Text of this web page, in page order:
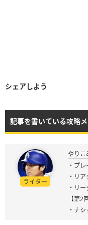
シェアしよう
記事を書いている攻略
ライター
やりこ
・プ
・リ
・リ
【第2
・ナ